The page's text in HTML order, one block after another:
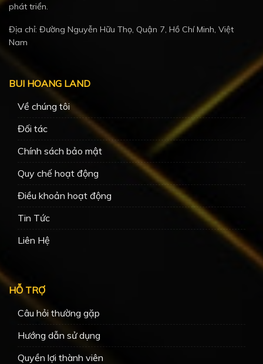
phát triển.
Địa chỉ: Đường Nguyễn Hữu Thọ, Quận 7, Hồ Chí Minh, Việt
Nam
BUI HOANG LAND
Về chúng tôi
Đối tác
Chính sách bảo mật
Quy chế hoạt động
Điều khoản hoạt động
Tin Tức
Liên Hệ
HỖ TRỢ
Câu hỏi thường gặp
Hướng dẫn sử dụng
Quyền lợi thành viên